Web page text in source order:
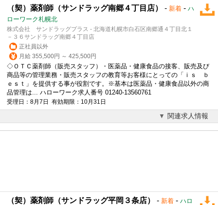
（契）薬剤師（サンドラッグ南郷４丁目店） - 新着 - ハ
ローワーク札幌北
株式会社 サンドラッグプラス - 北海道札幌市白石区南郷通４丁目北１
－３６サンドラッグ南郷４丁目店
正社員以外
月給 355,500円 ～ 425,500円
◇ＯＴＣ薬剤師（販売スタッフ）・医薬品・健康食品の接客、販売及び
商品等の管理業務・販売スタッフの教育等お客様にとっての「ｉｓ ｂ
ｅｓｔ」を提供する事が役割です。※基本は医薬品・健康食品以外の商
品管理は... ハローワーク求人番号 01240-13560761
受理日：8月7日 有効期限：10月31日
関連求人情報
（契）薬剤師（サンドラッグ平岡３条店） - 新着 - ハロ